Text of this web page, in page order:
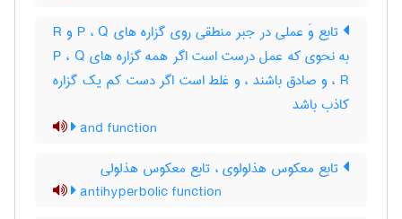
تابع وَ عملی در جبر منطقی روی گزاره های P ، Q و R
به نحوی که عمل درست است اگر همه گزاره های P ، Q
، R و صادق باشند ، و غلط است اگر دست کم یک گزاره
کاذب باشد
and function
تابع معکوس هذلولوی ، تابع معکوس هذلولی
antihyperbolic function